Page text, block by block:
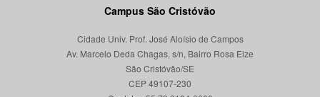
Campus São Cristóvão
Cidade Univ. Prof. José Aloísio de Campos
Av. Marcelo Deda Chagas, s/n, Bairro Rosa Elze
São Cristóvão/SE
CEP 49107-230